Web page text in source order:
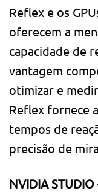
Reflex e os
oferecem a
capacidade de
vantagem
otimizar e
Reflex fornece
tempos de
precisão de
NVIDIA STUDIO